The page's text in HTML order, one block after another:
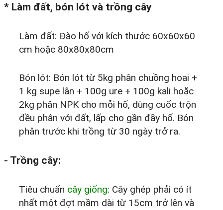
* Làm đất, bón lót và trồng cây
Làm đất: Đào hố với kích thước 60x60x60
cm hoặc 80x80x80cm
Bón lót: Bón lót từ 5kg phân chuồng hoai +
1 kg supe lân + 100g ure + 100g kali hoặc
2kg phân NPK cho mỗi hố, dùng cuốc trộn
đều phân với đất, lấp cho gần đầy hố. Bón
phân trước khi trồng từ 30 ngày trở ra.
- Trồng cây:
Tiêu chuẩn cây giống: Cây ghép phải có ít
nhất một đợt mầm dài từ 15cm trở lên và